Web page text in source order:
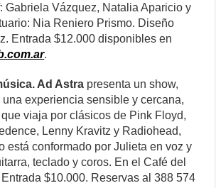
Gabriela Vázquez, Natalia Aparicio y
Nia Reniero Prismo. Diseño
Entrada $12.000 disponibles en
.
Ad Astra presenta un show,
experiencia sensible y cercana,
viaja por clásicos de Pink Floyd,
Lenny Kravitz y Radiohead,
está conformado por Julieta en voz y
teclado y coros. En el Café del
$10.000. Reservas al 388 574